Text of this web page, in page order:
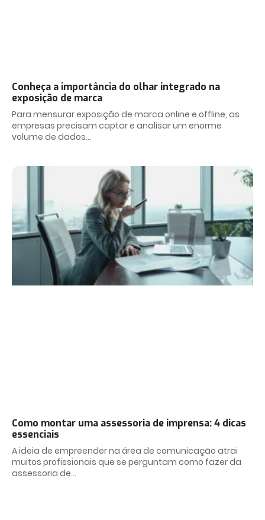
Conheça a importância do olhar integrado na
exposição de marca
Para mensurar exposição de marca online e offline, as
empresas precisam captar e analisar um enorme
volume de dados
Como montar uma assessoria de imprensa: 4 dicas
essenciais
A ideia de empreender na área de comunicação atrai
muitos profissionais que se perguntam como fazer da
assessoria de